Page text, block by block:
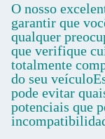
O nosso
garantir que
qualquer
que verifique
totalmente
do seu
pode evitar
potenciais que